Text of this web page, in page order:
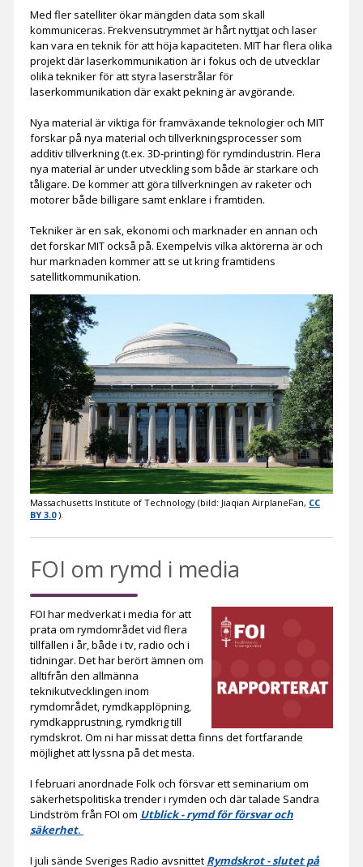
Med fler satelliter ökar mängden data som skall
kommuniceras. Frekvensutrymmet är hårt nyttjat och laser
kan vara en teknik för att höja kapaciteten. MIT har flera olika
projekt där laserkommunikation är i fokus och de utvecklar
olika tekniker för att styra laserstrålar för
laserkommunikation där exakt pekning är avgörande.
Nya material är viktiga för framväxande teknologier och MIT
forskar på nya material och tillverkningsprocesser som
additiv tillverkning (t.ex. 3D-printing) för rymdindustrin. Flera
nya material är under utveckling som både är starkare och
tåligare. De kommer att göra tillverkningen av raketer och
motorer både billigare samt enklare i framtiden.
Tekniker är en sak, ekonomi och marknader en annan och
det forskar MIT också på. Exempelvis vilka aktörerna är och
hur marknaden kommer att se ut kring framtidens
satellitkommunikation.
Massachusetts Institute of Technology (bild: Jiaqian AirplaneFan, CC
BY 3.0).
FOI om rymd i media
FOI har medverkat i media för att
prata om rymdområdet vid flera
tillfällen i år, både i tv, radio och i
tidningar. Det har berört ämnen om
alltifrån den allmänna
teknikutvecklingen inom
rymdområdet, rymdkapplöpning,
rymdkapprustning, rymdkrig till
rymdskrot. Om ni har missat detta finns det fortfarande
möjlighet att lyssna på det mesta.
I februari anordnade Folk och försvar ett seminarium om
säkerhetspolitiska trender i rymden och där talade Sandra
Lindström från FOI om Utblick - rymd för försvar och
säkerhet.
I juli sände Sveriges Radio avsnittet Rymdskrot - slutet på